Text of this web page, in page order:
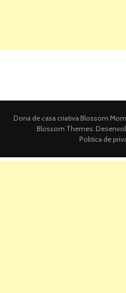
Dona de casa criativaBlossom
Blossom Themes.
Politica de